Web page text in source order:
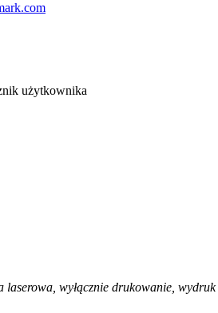
użytkownika
wyłącznie drukowanie, wydruk